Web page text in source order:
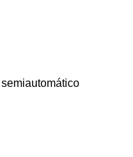
semiautomático